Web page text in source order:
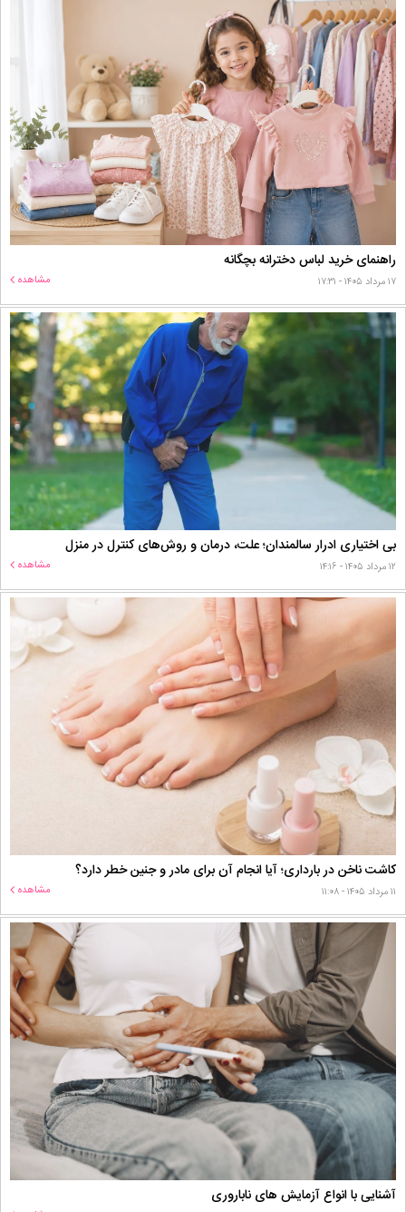
راهنمای خرید لباس دخترانه بچگانه
۱۷ مرداد ۱۴۰۵ - ۱۷:۳۱ مشاهده
بی اختیاری ادرار سالمندان؛ علت، درمان و روش‌های کنترل در منزل
۱۲ مرداد ۱۴۰۵ - ۱۴:۱۶ مشاهده
کاشت ناخن در بارداری؛ آیا انجام آن برای مادر و جنین خطر دارد؟
۱۱ مرداد ۱۴۰۵ - ۱۱:۰۸ مشاهده
آشنایی با انواع آزمایش های ناباروری